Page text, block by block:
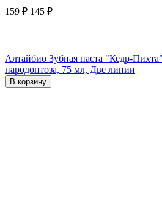
159 ₽ 145 ₽
Алтайбио Зубная паста "Кедр-
пародонтоза, 75 мл, Две линии
В корзину